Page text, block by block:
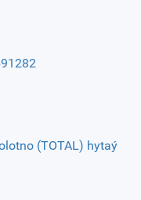
(TOTAL) hytaý